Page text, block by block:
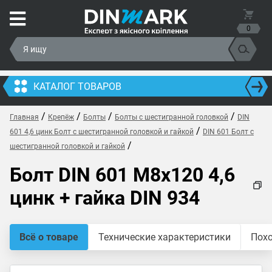
0
КАТАЛОГ ТОВАРОВ
Главная / Крепёж / Болты / Болты с шестигранной головкой / DIN
601 4,6 цинк Болт с шестигранной головкой и гайкой / DIN 601 Болт с
шестигранной головкой и гайкой /
Болт DIN 601 M8x120 4,6
цинк + гайка DIN 934
Всё о товаре Технические характеристики